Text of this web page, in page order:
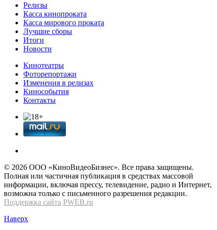
Релизы
Касса кинопроката
Касса мирового проката
Лучшие сборы
Итоги
Новости
Кинотеатры
Фоторепортажи
Изменения в релизах
Кинособытия
Контакты
© 2026 OOО «КиноВидеоБизнес». Все права защищены.
Полная или частичная публикация в средствах массовой
информации, включая прессу, телевидение, радио и Интернет,
возможна только с письменного разрешения редакции.
Поддержка сайта PWEB.ru
Наверх